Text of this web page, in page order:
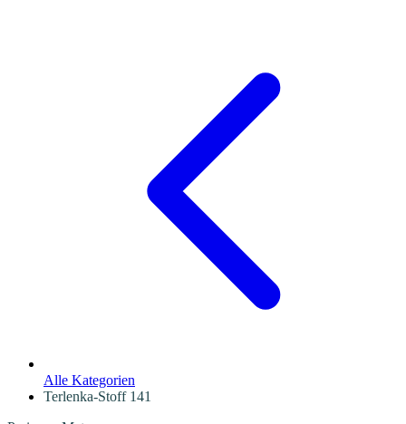
Alle Kategorien
Terlenka-Stoff 141